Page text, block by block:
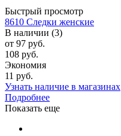
Быстрый просмотр
8610 Следки женские
В наличии (3)
от 97 руб.
108 руб.
Экономия
11 руб.
Узнать наличие в магазинах
Подробнее
Показать еще